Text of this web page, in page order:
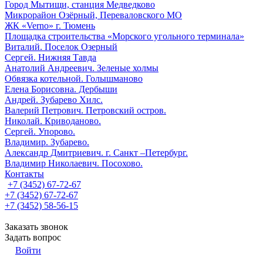
Город Мытищи, станция Медведково
Микрорайон Озёрный, Переваловского МО
ЖК «Verno» г. Тюмень
Площадка строительства «Морского угольного терминала»
Виталий. Поселок Озерный
Сергей. Нижняя Тавда
Анатолий Андреевич. Зеленые холмы
Обвязка котельной. Голышманово
Елена Борисовна. Дербыши
Андрей. Зубарево Хилс.
Валерий Петрович. Петровский остров.
Николай. Криводаново.
Сергей. Упорово.
Владимир. Зубарево.
Александр Дмитриевич. г. Санкт –Петербург.
Владимир Николаевич. Посохово.
Контакты
+7 (3452) 67-72-67
+7 (3452) 67-72-67
+7 (3452) 58-56-15
Заказать звонок
Задать вопрос
Войти